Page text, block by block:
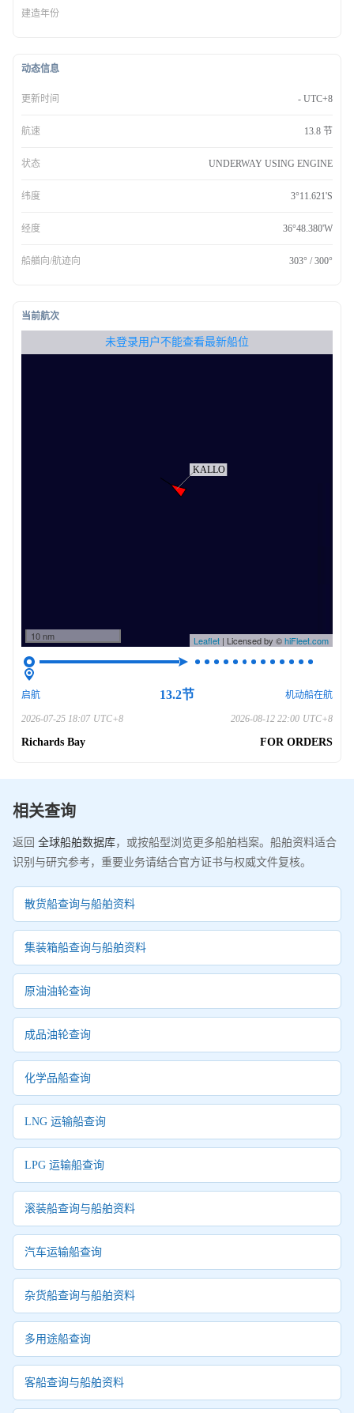
建造年份
动态信息
更新时间 - UTC+8
航速 13.8 节
状态 UNDERWAY USING ENGINE
纬度 3°11.621'S
经度 36°48.380'W
船艏向/航迹向 303° / 300°
当前航次
10 nm Leaflet | Licensed by ©hiFleet.com
未登录用户不能查看最新船位
无权查看最新船位，请联系开通
启航
2026-07-25 18:07 UTC+8
Richards Bay
13.2节 机动船在航
2026-08-12 22:00 UTC+8
FOR ORDERS
相关查询
返回 全球船舶数据库，或按船型浏览更多船舶档案。船舶资料适合
识别与研究参考，重要业务请结合官方证书与权威文件复核。
散货船查询与船舶资料
集装箱船查询与船舶资料
原油油轮查询
成品油轮查询
化学品船查询
LNG 运输船查询
LPG 运输船查询
滚装船查询与船舶资料
汽车运输船查询
杂货船查询与船舶资料
多用途船查询
客船查询与船舶资料